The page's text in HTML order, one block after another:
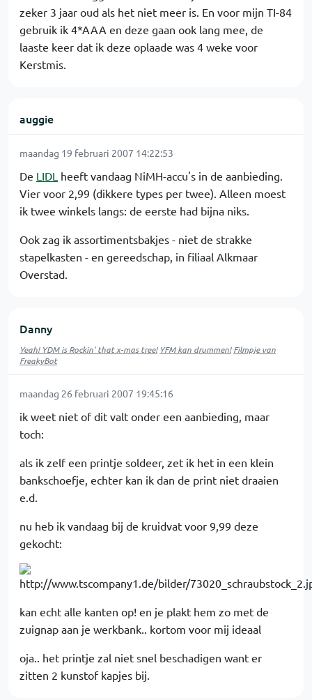
zeker 3 jaar oud als het niet meer is. En voor mijn TI-84
gebruik ik 4*AAA en deze gaan ook lang mee, de
laaste keer dat ik deze oplaade was 4 weke voor
Kerstmis.
auggie
maandag 19 februari 2007 14:22:53
De LIDL heeft vandaag NiMH-accu's in de aanbieding.
Vier voor 2,99 (dikkere types per twee). Alleen moest
ik twee winkels langs: de eerste had bijna niks.
Ook zag ik assortimentsbakjes - niet de strakke
stapelkasten - en gereedschap, in filiaal Alkmaar
Overstad.
Danny
Yeah! YDM is Rockin' that x-mas tree! YFM kan drummen! Filmpje van
FreakyBot
maandag 26 februari 2007 19:45:16
ik weet niet of dit valt onder een aanbieding, maar
toch:
als ik zelf een printje soldeer, zet ik het in een klein
bankschoefje, echter kan ik dan de print niet draaien
e.d.
nu heb ik vandaag bij de kruidvat voor 9,99 deze
gekocht:
kan echt alle kanten op! en je plakt hem zo met de
zuignap aan je werkbank.. kortom voor mij ideaal
oja.. het printje zal niet snel beschadigen want er
zitten 2 kunstof kapjes bij.